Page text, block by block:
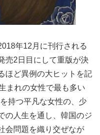
年12月に刊行される
売2日目にして重版が決
ほど異例の大ヒットを記
まれの女性で最も多い
持つ平凡な女性の、少
の人生を通し、韓国のジ
会問題を織り交ぜなが